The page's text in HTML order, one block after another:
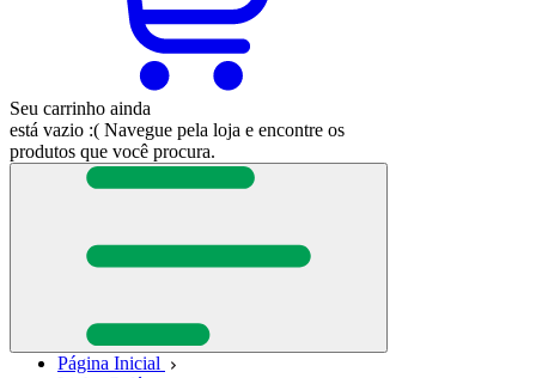
Seu carrinho ainda
está vazio :( Navegue pela loja e encontre os
produtos que você procura.
Página Inicial